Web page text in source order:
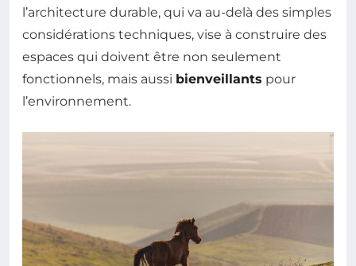
l’architecture durable, qui va au-delà des simples
considérations techniques, vise à construire des
espaces qui doivent être non seulement
fonctionnels, mais aussi bienveillants pour
l’environnement.